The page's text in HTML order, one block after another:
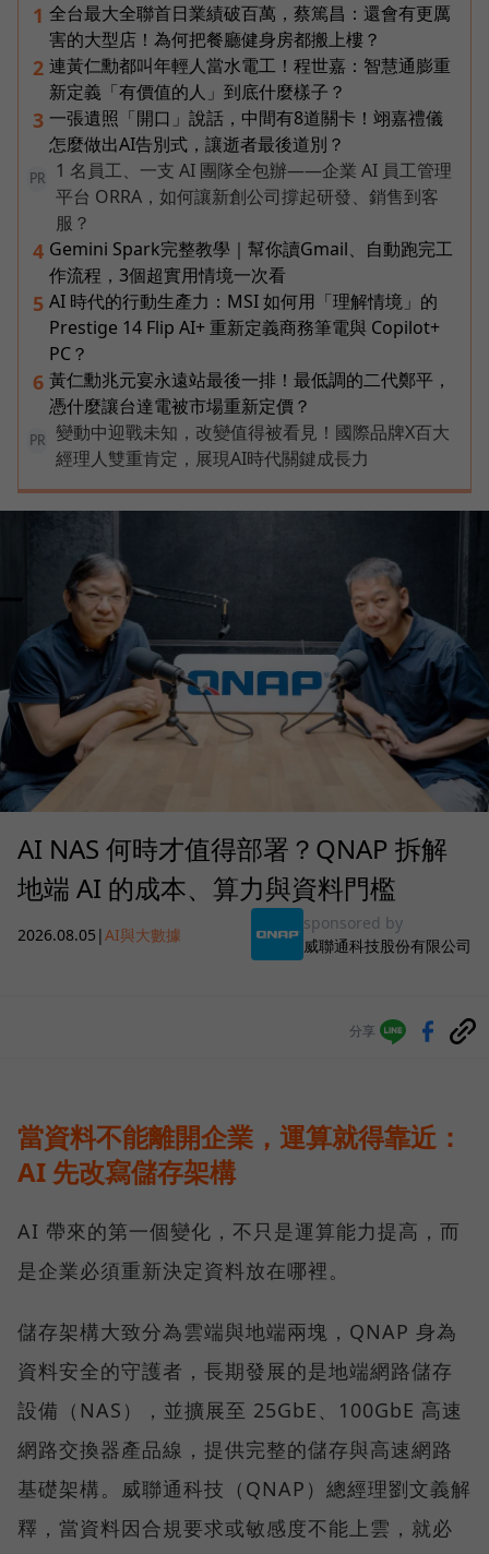
1 全台最大全聯首日業績破百萬，蔡篤昌：還會有更厲
害的大型店！為何把餐廳健身房都搬上樓？
2 連黃仁勳都叫年輕人當水電工！程世嘉：智慧通膨重
新定義「有價值的人」到底什麼樣子？
3 一張遺照「開口」說話，中間有8道關卡！翊嘉禮儀
怎麼做出AI告別式，讓逝者最後道別？
PR
1 名員工、一支 AI 團隊全包辦——企業 AI 員工管理
平台 ORRA，如何讓新創公司撐起研發、銷售到客
服？
4 Gemini Spark完整教學｜幫你讀Gmail、自動跑完工
作流程，3個超實用情境一次看
5 AI 時代的行動生產力：MSI 如何用「理解情境」的
Prestige 14 Flip AI+ 重新定義商務筆電與 Copilot+
PC？
6 黃仁勳兆元宴永遠站最後一排！最低調的二代鄭平，
憑什麼讓台達電被市場重新定價？
PR
變動中迎戰未知，改變值得被看見！國際品牌X百大
經理人雙重肯定，展現AI時代關鍵成長力
AI NAS 何時才值得部署？QNAP 拆解
地端 AI 的成本、算力與資料門檻
2026.08.05 |AI與大數據
sponsored by
威聯通科技股份有限公司
分享
當資料不能離開企業，運算就得靠近：
AI 先改寫儲存架構
AI 帶來的第一個變化，不只是運算能力提高，而
是企業必須重新決定資料放在哪裡。
儲存架構大致分為雲端與地端兩塊，QNAP 身為
資料安全的守護者，長期發展的是地端網路儲存
設備（NAS），並擴展至 25GbE、100GbE 高速
網路交換器產品線，提供完整的儲存與高速網路
基礎架構。威聯通科技（QNAP）總經理劉文義解
釋，當資料因合規要求或敏感度不能上雲，就必